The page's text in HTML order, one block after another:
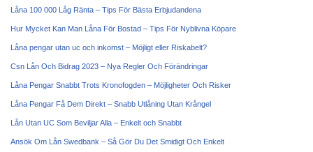
Låna 100 000 Låg Ränta – Tips För Bästa Erbjudandena
Hur Mycket Kan Man Låna För Bostad – Tips För Nyblivna Köpare
Låna pengar utan uc och inkomst – Möjligt eller Riskabelt?
Csn Lån Och Bidrag 2023 – Nya Regler Och Förändringar
Låna Pengar Snabbt Trots Kronofogden – Möjligheter Och Risker
Låna Pengar Få Dem Direkt – Snabb Utlåning Utan Krångel
Lån Utan UC Som Beviljar Alla – Enkelt och Snabbt
Ansök Om Lån Swedbank – Så Gör Du Det Smidigt Och Enkelt